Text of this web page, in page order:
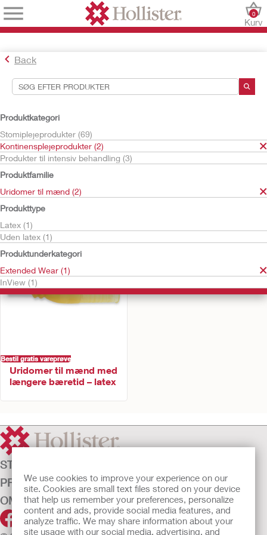
We use cookies to improve your experience on our
site. Cookies are small text files stored on your device
that help us remember your preferences, personalize
content and ads, provide social media features, and
analyze traffic. We may share information about your
site usage with our social media, advertising, and
Kurv
0
Back
Produktkategori
Stomiplejeprodukter (69)
Kontinensplejeprodukter (2)
Produkter til intensiv behandling (3)
Produktfamilie
Uridomer til mænd (2)
Produkttype
Latex (1)
Uden latex (1)
Produktunderkategori
Extended Wear (1)
InView (1)
Søgeværktøjer
Dine valg:
Kontinensplejeprodukter
Uridomer til mænd
Extended Wear
Dit valg matchede
Sortér efter:
Bestil gratis vareprøve
Uridomer til mænd med
længere bæretid – latex
STOMIPLEJE
PRODUKTER
OM OS